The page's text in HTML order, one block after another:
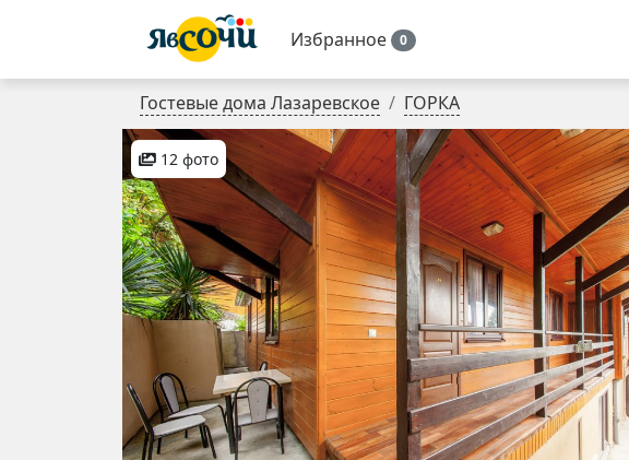
Избранное 0
Гостевые дома Лазаревское ГОРКА
12 фото